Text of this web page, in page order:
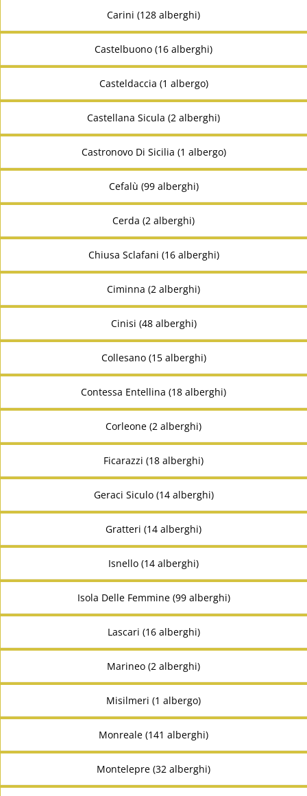
Carini (128 alberghi)
Castelbuono (16 alberghi)
Casteldaccia (1 albergo)
Castellana Sicula (2 alberghi)
Castronovo Di Sicilia (1 albergo)
Cefalù (99 alberghi)
Cerda (2 alberghi)
Chiusa Sclafani (16 alberghi)
Ciminna (2 alberghi)
Cinisi (48 alberghi)
Collesano (15 alberghi)
Contessa Entellina (18 alberghi)
Corleone (2 alberghi)
Ficarazzi (18 alberghi)
Geraci Siculo (14 alberghi)
Gratteri (14 alberghi)
Isnello (14 alberghi)
Isola Delle Femmine (99 alberghi)
Lascari (16 alberghi)
Marineo (2 alberghi)
Misilmeri (1 albergo)
Monreale (141 alberghi)
Montelepre (32 alberghi)